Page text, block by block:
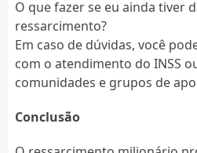
O que fazer se eu ainda tiver
ressarcimento?
Em caso de dúvidas, você
com o atendimento do INSS
comunidades e grupos de
Conclusão